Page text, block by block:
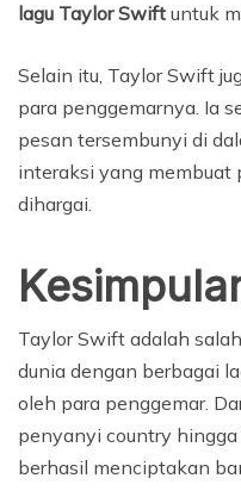
lagu Taylor Swift untuk
Selain itu, Taylor Swift
para penggemarnya. Ia
pesan tersembunyi di
interaksi yang membuat
dihargai.
Taylor Swift adalah
dunia dengan berbagai
oleh para penggemar.
penyanyi country
berhasil menciptakan